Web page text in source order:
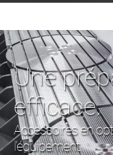
Une
efficace.
Accessoires en
l'équipement.